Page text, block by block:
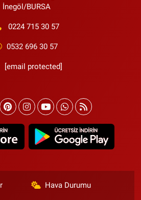
Ertuğrulgazi Caddesi No:165